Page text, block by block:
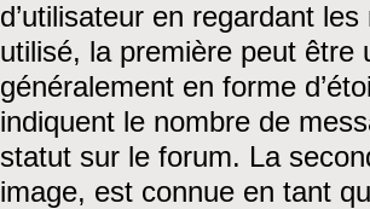
d’utilisateur en regardant
utilisé, la première peut être
généralement en forme
indiquent le nombre de
statut sur le forum. La
image, est connue en tant